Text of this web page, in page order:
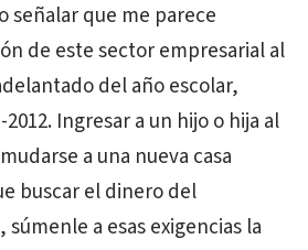
señalar que me parece
de este sector empresarial al
del año escolar,
Ingresar a un hijo o hija al
a una nueva casa
buscar el dinero del
súmenle a esas exigencias la